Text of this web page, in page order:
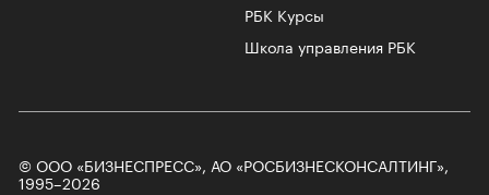
РБК Курсы
Школа управления РБК
© ООО «БИЗНЕСПРЕСС», АО «РОСБИЗНЕСКОНСАЛТИНГ»,
1995–2026